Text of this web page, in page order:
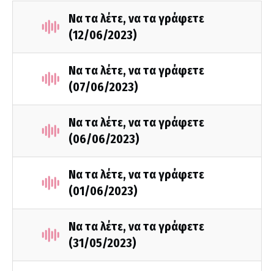
Να τα λέτε, να τα γράφετε
(12/06/2023)
Να τα λέτε, να τα γράφετε
(07/06/2023)
Να τα λέτε, να τα γράφετε
(06/06/2023)
Να τα λέτε, να τα γράφετε
(01/06/2023)
Να τα λέτε, να τα γράφετε
(31/05/2023)